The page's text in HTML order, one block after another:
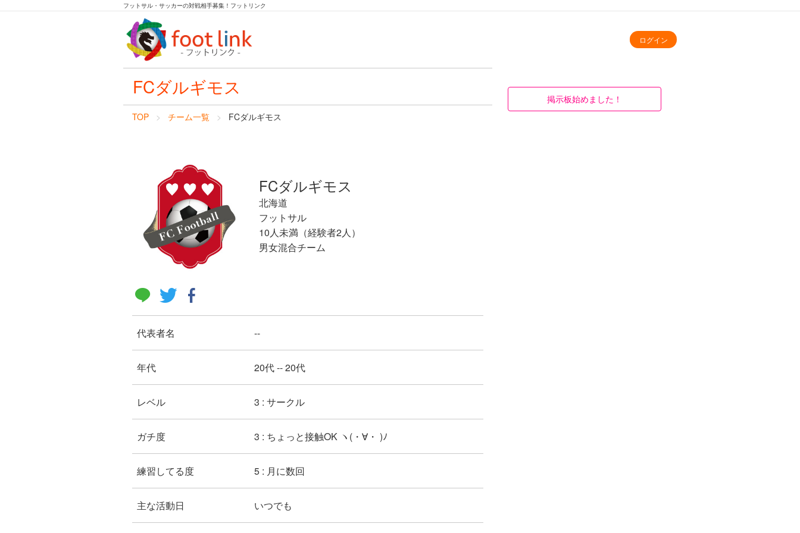
フットサル・サッカーの対戦相手募集！フットリンク
ログイン
FCダルギモス
TOP チーム一覧 FCダルギモス
FCダルギモス
北海道
フットサル
10人未満（経験者2人）
男女混合チーム
代表者名 --
年代 20代 -- 20代
レベル 3 : サークル
ガチ度 3 : ちょっと接触OK ヽ(・∀・ )ﾉ
練習してる度 5 : 月に数回
主な活動日 いつでも
掲示板始めました！